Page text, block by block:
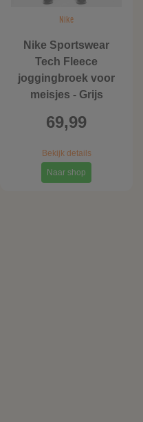
Nike
Nike Sportswear
Tech Fleece
joggingbroek voor
meisjes - Grijs
69,99
Bekijk details
Naar shop